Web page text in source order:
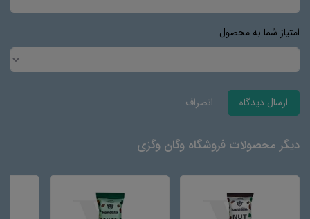
امتیاز شما به محصول
ارسال دیدگاه انصراف
دیگر محصولات فروشگاه وگان وگزی